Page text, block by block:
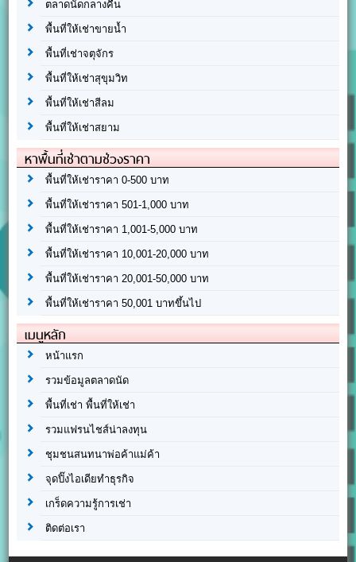
ตลาดนัดกลางคืน
พื้นที่ให้เช่าขายน้ำ
พื้นที่เช่าจตุจักร
พื้นที่ให้เช่าสุขุมวิท
พื้นที่ให้เช่าสีลม
พื้นที่ให้เช่าสยาม
หาพื้นที่เช่าตามช่วงราคา
พื้นที่ให้เช่าราคา 0-500 บาท
พื้นที่ให้เช่าราคา 501-1,000 บาท
พื้นที่ให้เช่าราคา 1,001-5,000 บาท
พื้นที่ให้เช่าราคา 10,001-20,000 บาท
พื้นที่ให้เช่าราคา 20,001-50,000 บาท
พื้นที่ให้เช่าราคา 50,001 บาทขึ้นไป
เมนูหลัก
หน้าแรก
รวมข้อมูลตลาดนัด
พื้นที่เช่า พื้นที่ให้เช่า
รวมแฟรนไชส์น่าลงทุน
ชุมชนสนทนาพ่อค้าแม่ค้า
จุดปิ๊งไอเดียทำธุรกิจ
เกร็ดความรู้การเช่า
ติดต่อเรา